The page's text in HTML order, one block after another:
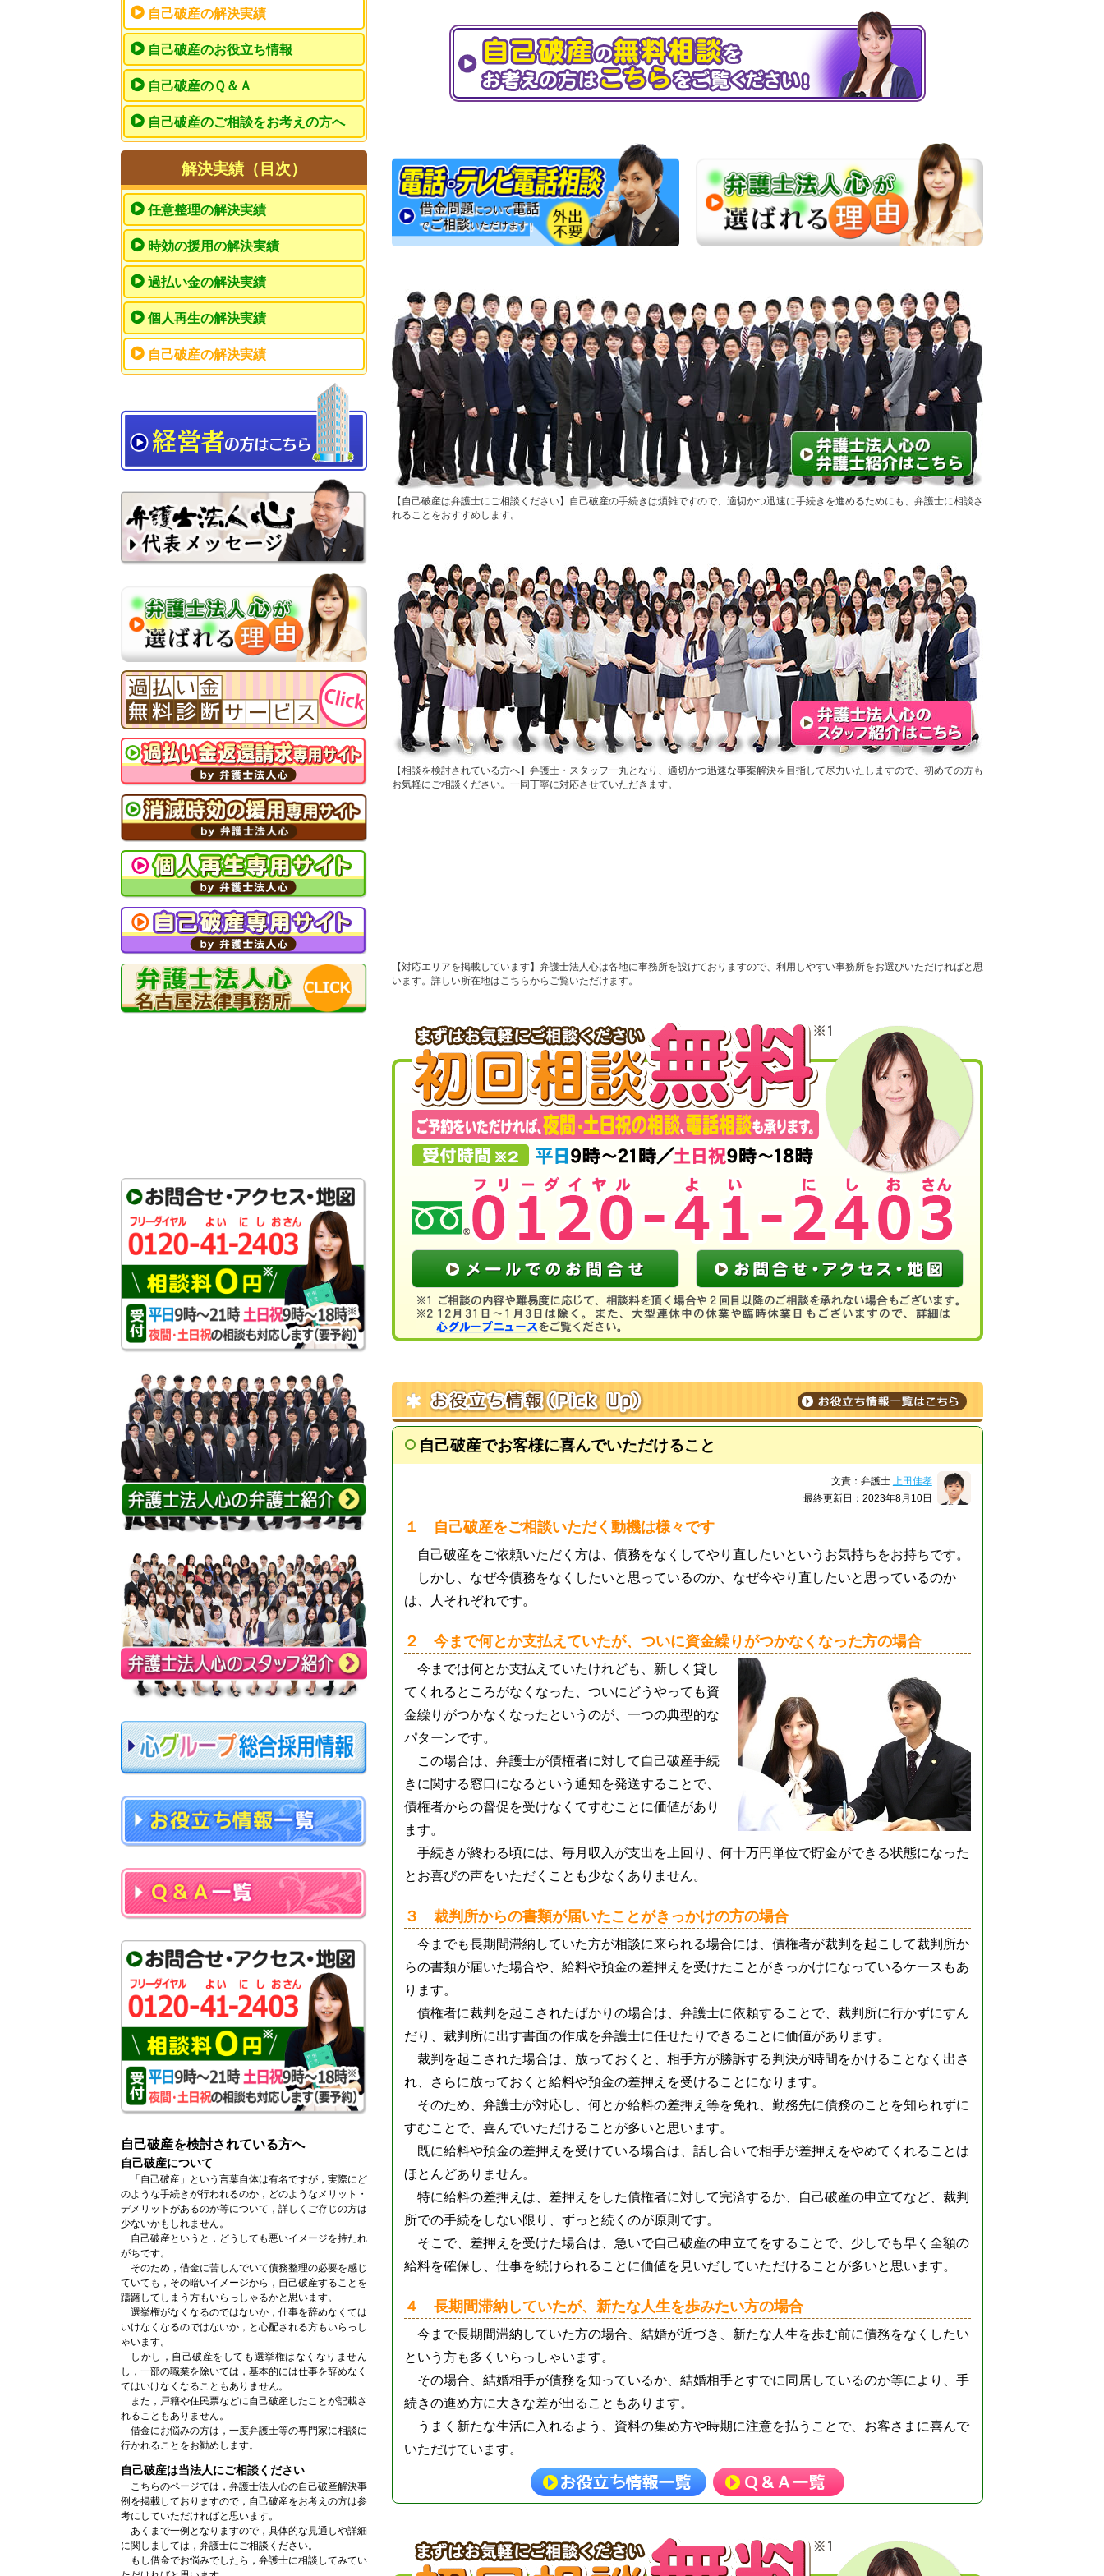
自己破産は弁護士にご相談ください
自己破産の手続きは煩雑ですので、適切かつ迅速に手続きを進めるためにも、弁護士に相談さ
れることをおすすめします。
相談を検討されている方へ
弁護士・スタッフ一丸となり、適切かつ迅速な事案解決を目指して尽力いたしますので、初めての方も
お気軽にご相談ください。一同丁寧に対応させていただきます。
対応エリアを掲載しています
弁護士法人心は各地に事務所を設けておりますので、利用しやすい事務所をお選びいただければと思
います。詳しい所在地はこちらからご覧いただけます。
自己破産でお客様に喜んでいただけること
文責：弁護士 上田佳孝
最終更新日：2023年8月10日
１ 自己破産をご相談いただく動機は様々です
自己破産をご依頼いただく方は、債務をなくしてやり直したいというお気持ちをお持ちです。
しかし、なぜ今債務をなくしたいと思っているのか、なぜ今やり直したいと思っているのか
は、人それぞれです。
２ 今まで何とか支払えていたが、ついに資金繰りがつかなくなった方の場合
今までは何とか支払えていたけれども、新しく貸し
てくれるところがなくなった、ついにどうやっても資
金繰りがつかなくなったというのが、一つの典型的な
パターンです。
この場合は、弁護士が債権者に対して自己破産手続
きに関する窓口になるという通知を発送することで、
債権者からの督促を受けなくてすむことに価値があり
ます。
手続きが終わる頃には、毎月収入が支出を上回り、何十万円単位で貯金ができる状態になった
とお喜びの声をいただくことも少なくありません。
３ 裁判所からの書類が届いたことがきっかけの方の場合
今までも長期間滞納していた方が相談に来られる場合には、債権者が裁判を起こして裁判所か
らの書類が届いた場合や、給料や預金の差押えを受けたことがきっかけになっているケースもあ
ります。
債権者に裁判を起こされたばかりの場合は、弁護士に依頼することで、裁判所に行かずにすん
だり、裁判所に出す書面の作成を弁護士に任せたりできることに価値があります。
裁判を起こされた場合は、放っておくと、相手方が勝訴する判決が時間をかけることなく出さ
れ、さらに放っておくと給料や預金の差押えを受けることになります。
そのため、弁護士が対応し、何とか給料の差押え等を免れ、勤務先に債務のことを知られずに
すむことで、喜んでいただけることが多いと思います。
既に給料や預金の差押えを受けている場合は、話し合いで相手が差押えをやめてくれることは
ほとんどありません。
特に給料の差押えは、差押えをした債権者に対して完済するか、自己破産の申立てなど、裁判
所での手続をしない限り、ずっと続くのが原則です。
そこで、差押えを受けた場合は、急いで自己破産の申立てをすることで、少しでも早く全額の
給料を確保し、仕事を続けられることに価値を見いだしていただけることが多いと思います。
４ 長期間滞納していたが、新たな人生を歩みたい方の場合
今まで長期間滞納していた方の場合、結婚が近づき、新たな人生を歩む前に債務をなくしたい
という方も多くいらっしゃいます。
その場合、結婚相手が債務を知っているか、結婚相手とすでに同居しているのか等により、手
続きの進め方に大きな差が出ることもあります。
うまく新たな生活に入れるよう、資料の集め方や時期に注意を払うことで、お客さまに喜んで
いただけています。
自己破産の解決実績
自己破産のお役立ち情報
自己破産のＱ＆Ａ
自己破産のご相談をお考えの方へ
解決実績（目次）
任意整理の解決実績
時効の援用の解決実績
過払い金の解決実績
個人再生の解決実績
自己破産の解決実績
自己破産を検討されている方へ
自己破産について
「自己破産」という言葉自体は有名ですが，実際にど
のような手続きが行われるのか，どのようなメリット・
デメリットがあるのか等について，詳しくご存じの方は
少ないかもしれません。
自己破産というと，どうしても悪いイメージを持たれ
がちです。
そのため，借金に苦しんでいて債務整理の必要を感じ
ていても，その暗いイメージから，自己破産することを
躊躇してしまう方もいらっしゃるかと思います。
選挙権がなくなるのではないか，仕事を辞めなくては
いけなくなるのではないか，と心配される方もいらっし
ゃいます。
しかし，自己破産をしても選挙権はなくなりません
し，一部の職業を除いては，基本的には仕事を辞めなく
てはいけなくなることもありません。
また，戸籍や住民票などに自己破産したことが記載さ
れることもありません。
借金にお悩みの方は，一度弁護士等の専門家に相談に
行かれることをお勧めします。
自己破産は当法人にご相談ください
こちらのページでは，弁護士法人心の自己破産解決事
例を掲載しておりますので，自己破産をお考えの方は参
考にしていただければと思います。
あくまで一例となりますので，具体的な見通しや詳細
に関しましては，弁護士にご相談ください。
もし借金でお悩みでしたら，弁護士に相談してみてい